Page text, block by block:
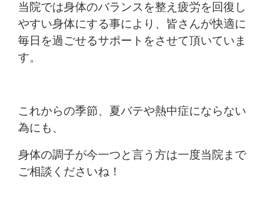
当院では身体のバランスを整え疲労を回復し
やすい身体にする事により、皆さんが快適に
毎日を過ごせるサポートをさせて頂いていま
す。
これからの季節、夏バテや熱中症にならない
為にも、
身体の調子が今一つと言う方は一度当院まで
ご相談くださいね！